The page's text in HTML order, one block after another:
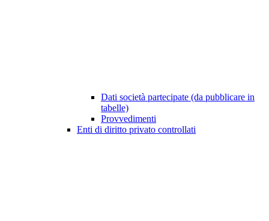
Dati società partecipate (da pubblicare in
tabelle)
Provvedimenti
Enti di diritto privato controllati